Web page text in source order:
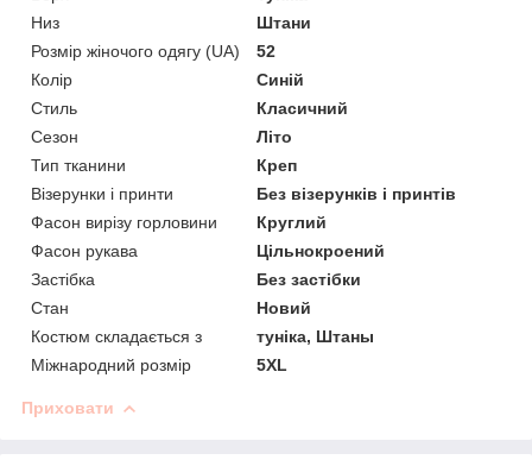
Низ
Штани
Розмір жіночого одягу (UA)
52
Колір
Синій
Стиль
Класичний
Сезон
Літо
Тип тканини
Креп
Візерунки і принти
Без візерунків і принтів
Фасон вирізу горловини
Круглий
Фасон рукава
Цільнокроений
Застібка
Без застібки
Стан
Новий
Костюм складається з
туніка, Штаны
Міжнародний розмір
5XL
Приховати